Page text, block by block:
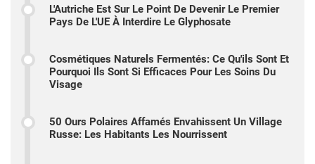
L'Autriche Est Sur Le Point De Devenir Le Premier
Pays De L'UE À Interdire Le Glyphosate
Cosmétiques Naturels Fermentés: Ce Qu'ils Sont Et
Pourquoi Ils Sont Si Efficaces Pour Les Soins Du
Visage
50 Ours Polaires Affamés Envahissent Un Village
Russe: Les Habitants Les Nourrissent